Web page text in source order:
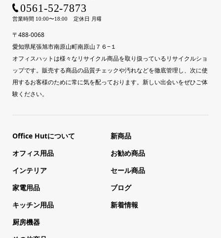
〒488-0068
愛知県尾張旭市南原山町南原山７６−１
オフィスハットは様々なリサイクル商品を取り扱っているリサイクルショ
ップです。販売する商品の品質チェックや汚れなどを徹底管理し、次に使
用するお客様のために常に気を配っております。新しい出会いをぜひご体
験ください。
Office Hutについて
オフィス用品
インテリア
家電用品
キッチン用品
厨房機器
新商品
お勧め商品
セール商品
ブログ
新着情報